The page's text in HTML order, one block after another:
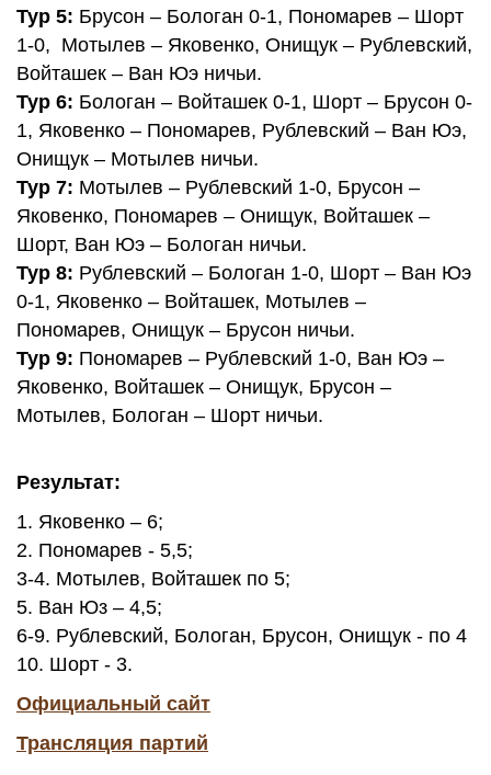
Тур 5: Брусон – Бологан 0-1, Пономарев – Шорт
1-0, Мотылев – Яковенко, Онищук – Рублевский,
Войташек – Ван Юэ ничьи.
Тур 6: Бологан – Войташек 0-1, Шорт – Брусон 0-
1, Яковенко – Пономарев, Рублевский – Ван Юэ,
Онищук – Мотылев ничьи.
Тур 7: Мотылев – Рублевский 1-0, Брусон –
Яковенко, Пономарев – Онищук, Войташек –
Шорт, Ван Юэ – Бологан ничьи.
Тур 8: Рублевский – Бологан 1-0, Шорт – Ван Юэ
0-1, Яковенко – Войташек, Мотылев –
Пономарев, Онищук – Брусон ничьи.
Тур 9: Пономарев – Рублевский 1-0, Ван Юэ –
Яковенко, Войташек – Онищук, Брусон –
Мотылев, Бологан – Шорт ничьи.
Результат:
1. Яковенко – 6;
2. Пономарев - 5,5;
3-4. Мотылев, Войташек по 5;
5. Ван Юз – 4,5;
6-9. Рублевский, Бологан, Брусон, Онищук - по 4
10. Шорт - 3.
Официальный сайт
Трансляция партий